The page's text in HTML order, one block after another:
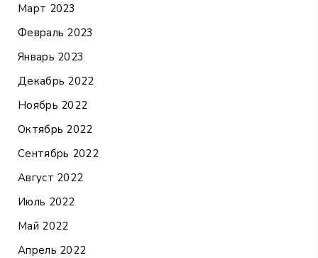
Март 2023
Февраль 2023
Январь 2023
Декабрь 2022
Ноябрь 2022
Октябрь 2022
Сентябрь 2022
Август 2022
Июль 2022
Май 2022
Апрель 2022